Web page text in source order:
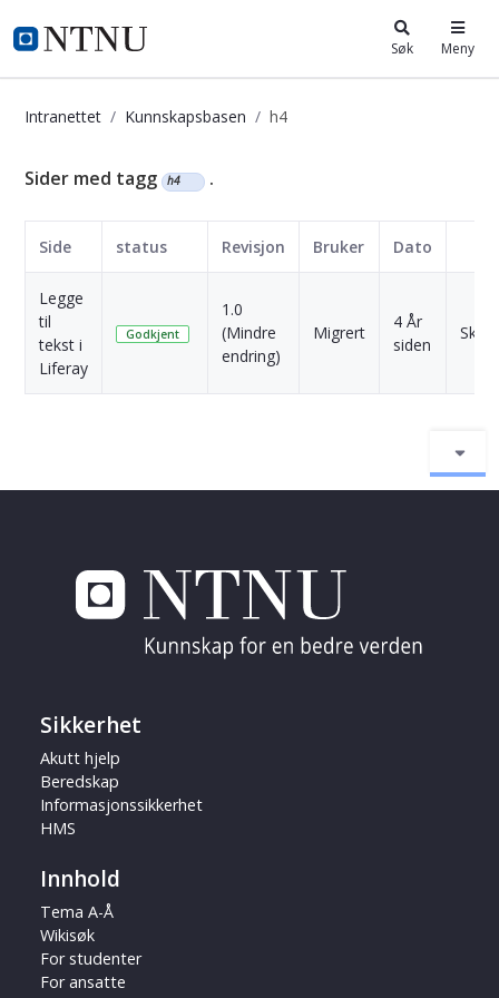
i.ntnu.no Søk Meny
Intranettet Kunnskapsbasen h4
Kunnskapsbasen
Sider med tagg h4 .
Side status Revisjon Bruker Dato
Legge
til
tekst i
Liferay
Godkjent
1.0
(Mindre
endring)
Migrert
4 År
siden
Skriv
Sikkerhet
Akutt hjelp
Beredskap
Informasjonssikkerhet
HMS
Innhold
Tema A-Å
Wikisøk
For studenter
For ansatte